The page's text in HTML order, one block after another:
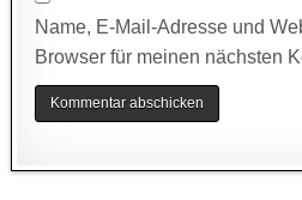
Name, E-Mail-Adresse und
Browser für meinen nächsten